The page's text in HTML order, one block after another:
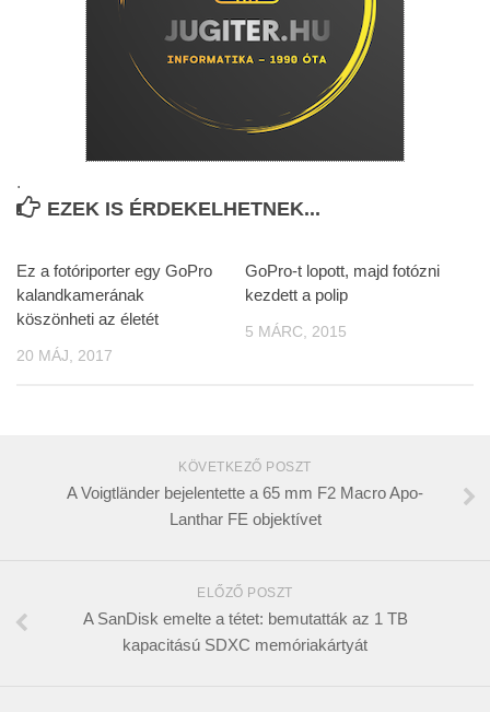
.
EZEK IS ÉRDEKELHETNEK...
Ez a fotóriporter egy GoPro
kalandkamerának
köszönheti az életét
20 MÁJ, 2017
GoPro-t lopott, majd fotózni
kezdett a polip
5 MÁRC, 2015
KÖVETKEZŐ POSZT
A Voigtländer bejelentette a 65 mm F2 Macro Apo-
Lanthar FE objektívet
ELŐZŐ POSZT
A SanDisk emelte a tétet: bemutatták az 1 TB
kapacitású SDXC memóriakártyát